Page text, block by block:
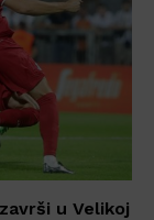
u Velikoj